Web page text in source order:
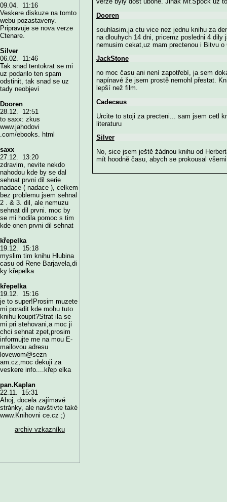
Dooren
souhlasim,ja ctu vice nez jednu knihu za
na dlouhych 14 dni, pricemz posledni 4
nemusim cekat,uz mam prectenou i Bitvu o
JackStone
no moc času ani není zapotřebí, ja sem
napínavé že jsem prostě nemohl přestat.
lepší než film.
Cadecaus
Urcite to stoji za precteni... sam jsem cetl
literaturu
Silver
No, sice jsem ještě žádnou knihu od
mít hoodně času, abych se prokousal
09.04. 11:16
Veskere diskuze na tomto
webu pozastaveny.
Pripravuje se nova verze
Ctenare.
Silver
06.02. 11:46
Tak snad tentokrat se mi
uz podarilo ten spam
odstinit, tak snad se uz
tady neobjevi
Dooren
28.12. 12:51
to saxx: zkus
www.jahodovi
.com/ebooks. html
saxx
27.12. 13:20
zdravim, nevite nekdo
nahodou kde by se dal
sehnat prvni dil serie
nadace ( nadace ), celkem
bez problemu jsem sehnal
2 . & 3. dil, ale nemuzu
sehnat dil prvni. moc by
se mi hodila pomoc s tim
kde onen prvni dil sehnat
křepelka
19.12. 15:18
myslim tim knihu Hlubina
casu od Rene Barjavela,di
ky křepelka
křepelka
19.12. 15:16
je to super!Prosim muzete
mi poradit kde mohu tuto
knihu koupit?Strat ila se
mi pri stehovani,a moc ji
chci sehnat zpet,prosim
informujte me na mou E-
mailovou adresu
lovewom@sezn
am.cz,moc dekuji za
veskere info....křep elka
pan.Kaplan
22.11. 15:31
Ahoj, docela zajímavé
stránky, ale navštivte také
www.Knihovni ce.cz ;)
archiv vzkazníku